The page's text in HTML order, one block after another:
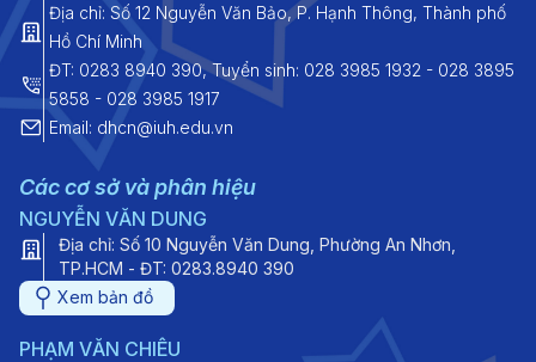
Địa chỉ: Số 12 Nguyễn Văn Bảo, P. Hạnh Thông, Thành phố
Hồ Chí Minh
ĐT: 0283 8940 390, Tuyển sinh: 028 3985 1932 - 028 3895
5858 - 028 3985 1917
Email: dhcn@iuh.edu.vn
Các cơ sở và phân hiệu
NGUYỄN VĂN DUNG
Địa chỉ: Số 10 Nguyễn Văn Dung, Phường An Nhơn,
TP.HCM - ĐT: 0283.8940 390
Xem bản đồ
PHẠM VĂN CHIÊU